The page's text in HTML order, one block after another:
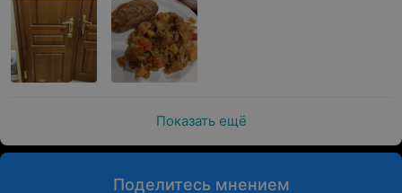
Показать ещё
Поделитесь мнением